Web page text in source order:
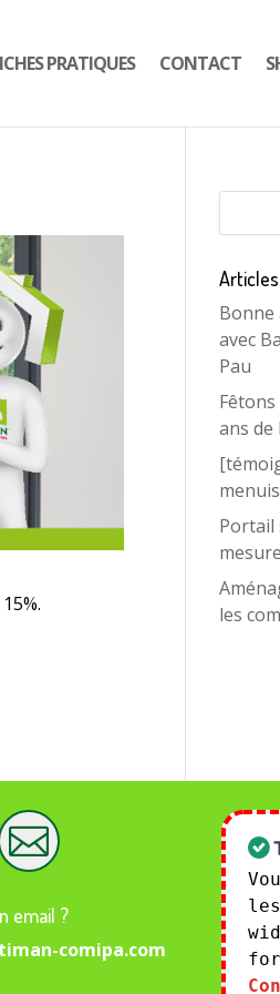
PRATIQUES CONTACT
Bonne
avec
Pau
ans de
Portail
les

email ?
comipa.com